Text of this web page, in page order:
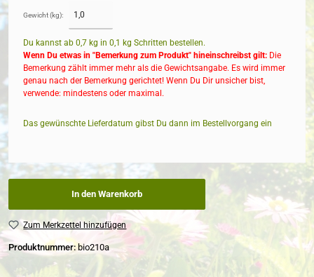
Gewicht (kg):
Du kannst ab 0,7 kg in 0,1 kg Schritten bestellen.
Wenn Du etwas in "Bemerkung zum Produkt" hineinschreibst gilt: Die
Bemerkung zählt immer mehr als die Gewichtsangabe. Es wird immer
genau nach der Bemerkung gerichtet! Wenn Du Dir unsicher bist,
verwende: mindestens oder maximal.
Das gewünschte Lieferdatum gibst Du dann im Bestellvorgang ein
In den Warenkorb
Zum Merkzettel hinzufügen
Produktnummer: bio210a